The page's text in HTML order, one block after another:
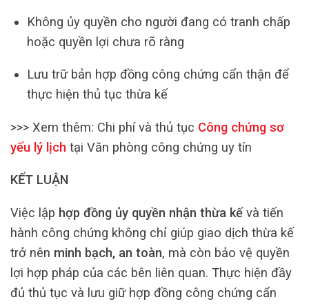
Không ủy quyền cho người đang có tranh chấp
hoặc quyền lợi chưa rõ ràng
Lưu trữ bản hợp đồng công chứng cẩn thận để
thực hiện thủ tục thừa kế
>>> Xem thêm: Chi phí và thủ tục Công chứng sơ
yếu lý lịch tại Văn phòng công chứng uy tín
KẾT LUẬN
Việc lập hợp đồng ủy quyền nhận thừa kếvà tiến
hành công chứng không chỉ giúp giao dịch thừa kế
trở nên minh bạch, an toàn, mà còn bảo vệ quyền
lợi hợp pháp của các bên liên quan. Thực hiện đầy
đủ thủ tục và lưu giữ hợp đồng công chứng cẩn